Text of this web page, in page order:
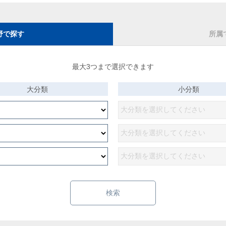
で探す 所属
最大3つまで選択できます
大分類 小分類
検索